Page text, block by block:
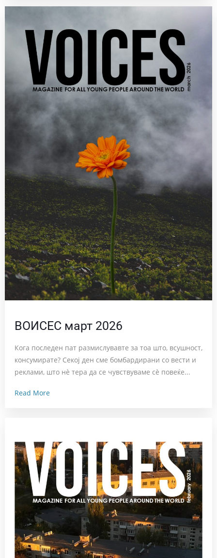
ВОИСЕС март 2026
Кога последен пат размислувавте за тоа што, всушност,
консумирате? Секој ден сме бомбардирани со вести и
реклами, што нè тера да се чувствуваме сè повеќе...
Read More